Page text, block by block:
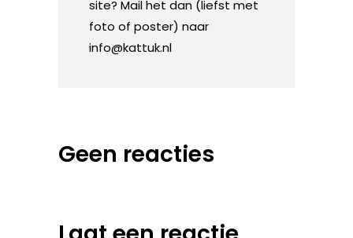
site? Mail het dan (liefst met
foto of poster) naar
info@kattuk.nl
Geen reacties